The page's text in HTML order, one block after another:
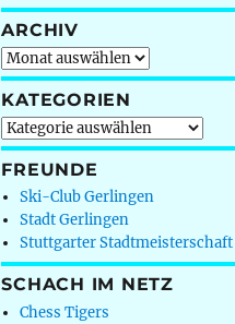
ARCHIV
Archiv
KATEGORIEN
Kategorien
FREUNDE
Ski-Club Gerlingen
Stadt Gerlingen
Stuttgarter Stadtmeisterschaft
SCHACH IM NETZ
Chess Tigers